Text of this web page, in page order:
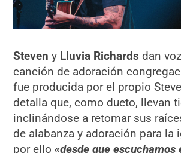
Steven y Lluvia Richards dan
canción de adoración
fue producida por el propio
detalla que, como dueto, llevan
inclinándose a retomar sus
de alabanza y adoración para la
por ello«desde que escuchamos